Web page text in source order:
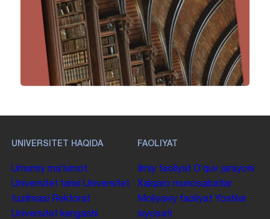
UNIVERSITET HAQIDA
Umumiy maʼlumot
Universitet tarixi Universitet
tuzilmasi
Rektorat
Universitet kengashi
FAOLIYAT
Ilmiy faoliyat Oʻquv jarayoni
Xalqaro munosabatlar
Moliyaviy faoliyat Yoshlar
siyosati